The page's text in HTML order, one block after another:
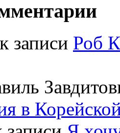
к записи Роб
в